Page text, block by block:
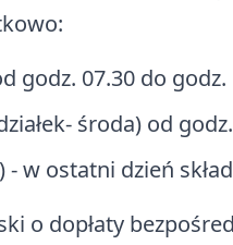
godz. 07.30 do godz.
środa) od
- w ostatni dzień
o dopłaty